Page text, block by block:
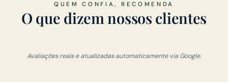
QUEM CONFIA, RECOMENDA
O que dizem nossos clientes
Avaliações reais e atualizadas automaticamente via Google.